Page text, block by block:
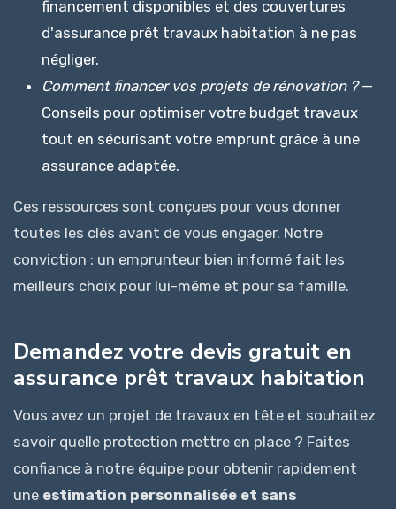
financement disponibles et des couvertures
d'assurance prêt travaux habitation à ne pas
négliger.
Comment financer vos projets de rénovation ?—
Conseils pour optimiser votre budget travaux
tout en sécurisant votre emprunt grâce à une
assurance adaptée.
Ces ressources sont conçues pour vous donner
toutes les clés avant de vous engager. Notre
conviction : un emprunteur bien informé fait les
meilleurs choix pour lui-même et pour sa famille.
Demandez votre devis gratuit en
assurance prêt travaux habitation
Vous avez un projet de travaux en tête et souhaitez
savoir quelle protection mettre en place ? Faites
confiance à notre équipe pour obtenir rapidement
une estimation personnalisée et sans